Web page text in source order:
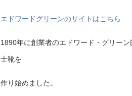
エドワードグリーンのサイトはこちら
1890年に創業者のエドワード・グリー
士靴を
作り始めました。